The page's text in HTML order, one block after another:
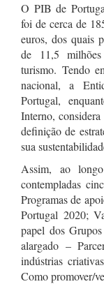
O PIB de
foi de cerca de
euros, dos quais
de 11,5
turismo. Tendo
nacional, a
Portugal,
Interno, considera
definição de
sua
Assim, ao
contempladas
Programas de
Portugal 2020;
papel dos
alargado –
indústrias
Como promover/